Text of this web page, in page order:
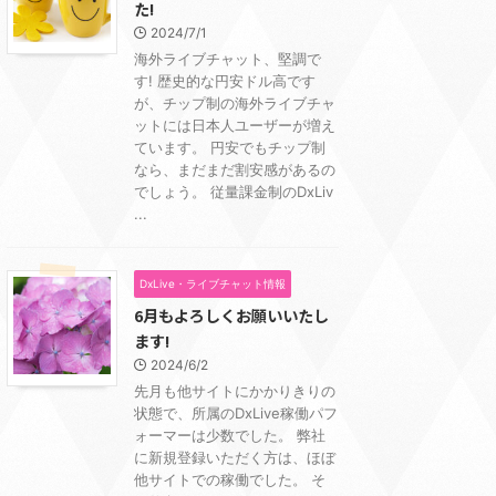
た!
2024/7/1
海外ライブチャット、堅調で
す! 歴史的な円安ドル高です
が、チップ制の海外ライブチャ
ットには日本人ユーザーが増え
ています。 円安でもチップ制
なら、まだまだ割安感があるの
でしょう。 従量課金制のDxLiv
...
DxLive・ライブチャット情報
6月もよろしくお願いいたし
ます!
2024/6/2
先月も他サイトにかかりきりの
状態で、所属のDxLive稼働パフ
ォーマーは少数でした。 弊社
に新規登録いただく方は、ほぼ
他サイトでの稼働でした。 そ